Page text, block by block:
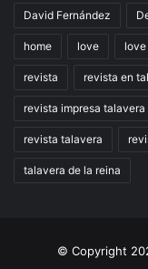
David Fernández
home love
revista revista en
revista impresa talavera
revista talavera
talavera de la reina
© Copyright